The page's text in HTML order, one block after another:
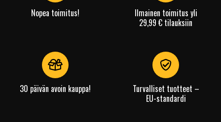
Nopea toimitus!
Ilmainen toimitus yli
29,99 € tilauksiin
30 päivän avoin kauppa!
Turvalliset tuotteet –
EU-standardi